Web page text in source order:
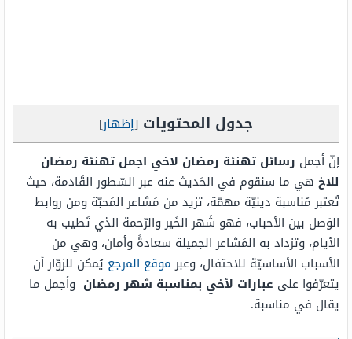
جدول المحتويات [إظهار]
إنّ أجمل رسائل تهنئة رمضان لاخي اجمل تهنئة رمضان
للاخ هي ما سنقوم في الحَديث عنه عبر السّطور القَادمة، حيث
تُعتبر مُناسبة دينيّة مهمّة، تزيد من مَشاعر المَحبّة ومن روابط
الوَصل بين الأحباب، فهو شَهر الخَير والرّحمة الذي تَطيب به
الأيام، وتزداد به المَشاعر الجميلة سعادةً وأمان، وهي من
الأسباب الأساسيّة للاحتفال، وعبرموقع المرجع يُمكن للزوّار أن
يتعرّفوا على عبارات لأخي بمناسبة شهر رمضان وأجمل ما
يقال في مناسبة.